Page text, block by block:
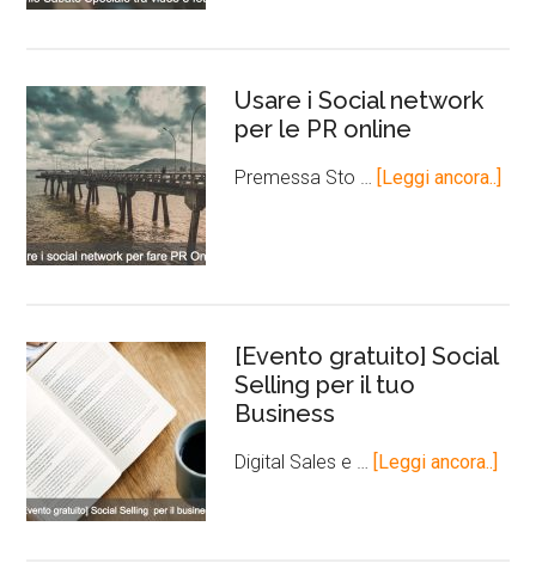
Usare i Social network
per le PR online
Premessa Sto … [Leggi ancora..]
[Evento gratuito] Social
Selling per il tuo
Business
Digital Sales e … [Leggi ancora..]